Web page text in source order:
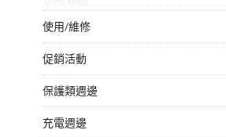
使用/維修
促銷活動
保護類週邊
充電週邊